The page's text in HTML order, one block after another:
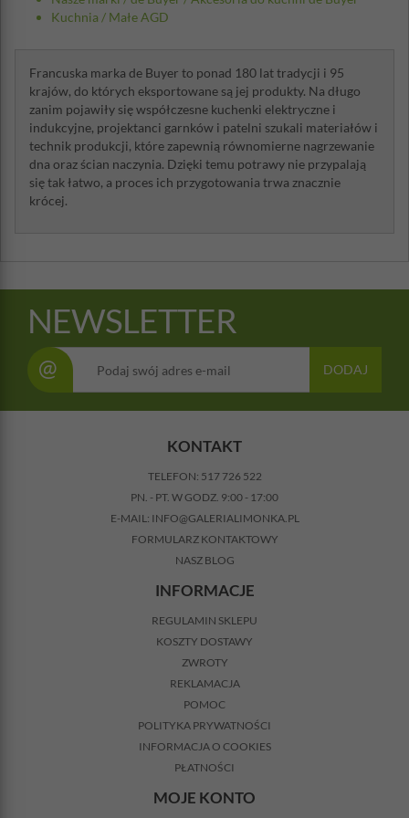
Moc: 600W
Kuchnia / Małe AGD
Francuska marka de Buyer to ponad 180 lat tradycji i 95
krajów, do których eksportowane są jej produkty. Na długo
zanim pojawiły się współczesne kuchenki elektryczne i
indukcyjne, projektanci garnków i patelni szukali materiałów i
technik produkcji, które zapewnią równomierne nagrzewanie
dna oraz ścian naczynia. Dzięki temu potrawy nie przypalają
się tak łatwo, a proces ich przygotowania trwa znacznie
krócej.
NEWSLETTER
@ DODAJ
KONTAKT
TELEFON: 517 726 522
PN. - PT. W GODZ. 9:00 - 17:00
E-MAIL: INFO@GALERIALIMONKA.PL
FORMULARZ KONTAKTOWY
NASZ BLOG
INFORMACJE
REGULAMIN SKLEPU
KOSZTY DOSTAWY
ZWROTY
REKLAMACJA
POMOC
POLITYKA PRYWATNOŚCI
INFORMACJA O COOKIES
PŁATNOŚCI
MOJE KONTO